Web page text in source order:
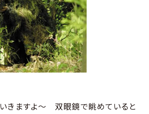
いきますよ～ 双眼鏡で眺めていると